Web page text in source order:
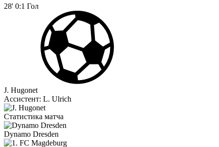
28' 0:1 Гол
J. Hugonet
Ассистент: L. Ulrich
Статистика матча
Dynamo Dresden